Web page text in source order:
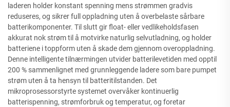
laderen holder konstant spenning mens strømmen gradvis
reduseres, og sikrer full oppladning uten å overbelaste sårbare
batterikomponenter. Til slutt gir float- eller vedlikeholdsfasen
akkurat nok strøm til å motvirke naturlig selvutladning, og holder
batteriene i toppform uten å skade dem gjennom overoppladning.
Denne intelligente tilnærmingen utvider batterilevetiden med opptil
200 % sammenlignet med grunnleggende ladere som bare pumpet
strøm uten å ta hensyn til batteritilstanden. Det
mikroprosessorstyrte systemet overvåker kontinuerlig
batterispenning, strømforbruk og temperatur, og foretar